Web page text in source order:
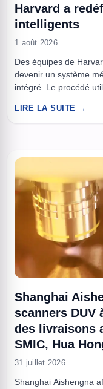
Harvard a
intelligents
1 août 2026
Des équipes de
devenir un système
intégré. Le procédé
qui changent de forme
LIRE LA SUITE →
Shanghai
scanners DUV
des livraisons
SMIC, Hua
31 juillet 2026
Shanghai Aishengna